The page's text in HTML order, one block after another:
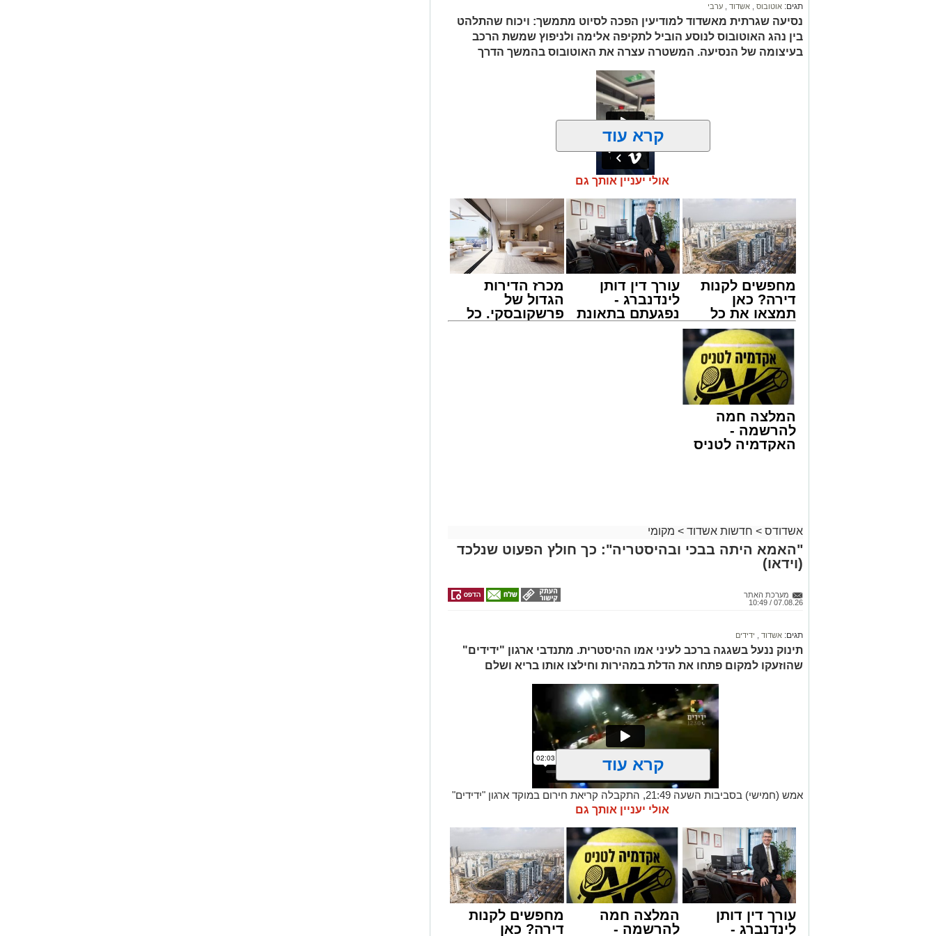
תגים: אוטובוס אשדוד ערבי
נסיעה שגרתית מאשדוד למודיעין הפכה לסיוט מתמשך: ויכוח שהתלהט
בין נהג האוטובוס לנוסע הוביל לתקיפה אלימה ולניפוץ שמשת הרכב
בעיצומה של הנסיעה. המשטרה עצרה את האוטובוס בהמשך הדרך
אירוע חמור ומפחיד התרחש בקו 881 בנסיעה מאשדוד למודיעין, לאחר שוויכוח
רבה בקרב הנוסעים. הסיפור והתיעוד פורסמו לראשונה בקבוצות חמ"ל אשדוד.
על פי העדויות מהשטח, הנהג, שהתעצבן במהלך הנסיעה על אחד הנוסעים, איבד
שליטה ובצעד דרמטי ואלים ניפץ את שמשת האוטובוס.
המעשה האלים גרם להתרסקות זכוכיות ולרגעים של אימה בתוך כלי הרכב. ילדים
רבים ונוסעים אחרים שהיו על האוטובוס לקו בטראומה, פרצו בבכי היסטרי ונאלצו
לחוות רגעים של חרדה עמוקה בעיצומה של הנסיעה בכביש.
בעקבות פניות דחופות ודיווחים שהעבירו הנוסעים המבוהלים למוקדי החירום,
כוחות משטרה הוזעקו לזירה ועצרו את האוטובוס בהמשך המסלול כדי לטפל
באירוע ולתחקר את המעורבים.
מעוניינים להגיב? לדווח ? צרו איתנו קשר במייל -
קרא עוד
אולי יעניין אותך גם
מחפשים לקנות
דירה? כאן
תמצאו את כל
הדירות החדשות
למכירה באשדוד
>>>
עורך דין דותן
לינדנברג -
נפגעתם בתאונת
מכרז הדירות
הגדול של
פרשקובסקי. כל
המלצה חמה
להרשמה -
האקדמיה לטניס
אשדודס > חדשות אשדוד > מקומי
"האמא היתה בבכי ובהיסטריה": כך חולץ הפעוט שנלכד
(וידאו)
מערכת האתר
07.08.26 / 10:49
תגים: אשדוד ידידים
תינוק ננעל בשגגה ברכב לעיני אמו ההיסטרית. מתנדבי ארגון "ידידים"
שהוזעקו למקום פתחו את הדלת במהירות וחילצו אותו בריא ושלם
אמש (חמישי) בסביבות השעה 21:49, התקבלה קריאת חירום במוקד ארגון "ידידים"
אודות תינוק שננעל בשגגה ברכב לעיני אמו הדואגת, ברחוב כ"ט בנובמבר באשקלון.
מישאל שי לוי, מוקדן ידידים שקיבל את השיחה, הזניק מיד כוחות לסיוע. דניאל
ברכה, מתנדב יחידת האופנועים, יחד עם מאיר אבוקרט, מתנדב הסניף המקומי,
נענו לקריאה והגיעו לזירה בתוך זמן קצר. בעזרת ציוד ייעודי שברשותם, פעלו
השניים במיומנות ובמהירות, וחלצו את התינוק בשלום וללא שנגרם נזק לכלי הרכב.
דניאל ברכה סיפר על רגעי הדרמה: "בזמן שחילקתי עלונים בבית הכנסת, קיבלתי
את קריאת החירום. יצאתי מיד למקום ופגשתי באמא שהייתה בבכי ובהיסטריה מכך
קרא עוד
אולי יעניין אותך גם
עורך דין דותן
לינדנברג -
המלצה חמה
להרשמה -
מחפשים לקנות
דירה? כאן